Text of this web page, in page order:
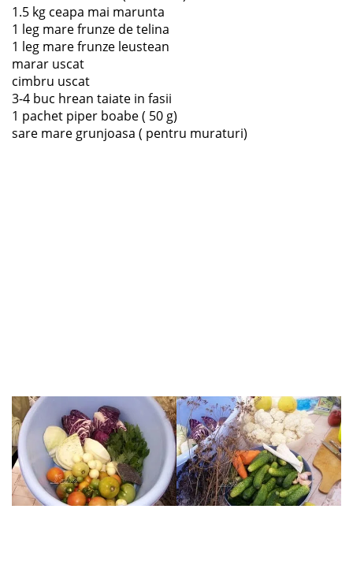
1.5 kg ceapa mai marunta
1 leg mare frunze de telina
1 leg mare frunze leustean
marar uscat
cimbru uscat
3-4 buc hrean taiate in fasii
1 pachet piper boabe ( 50 g)
sare mare grunjoasa ( pentru muraturi)